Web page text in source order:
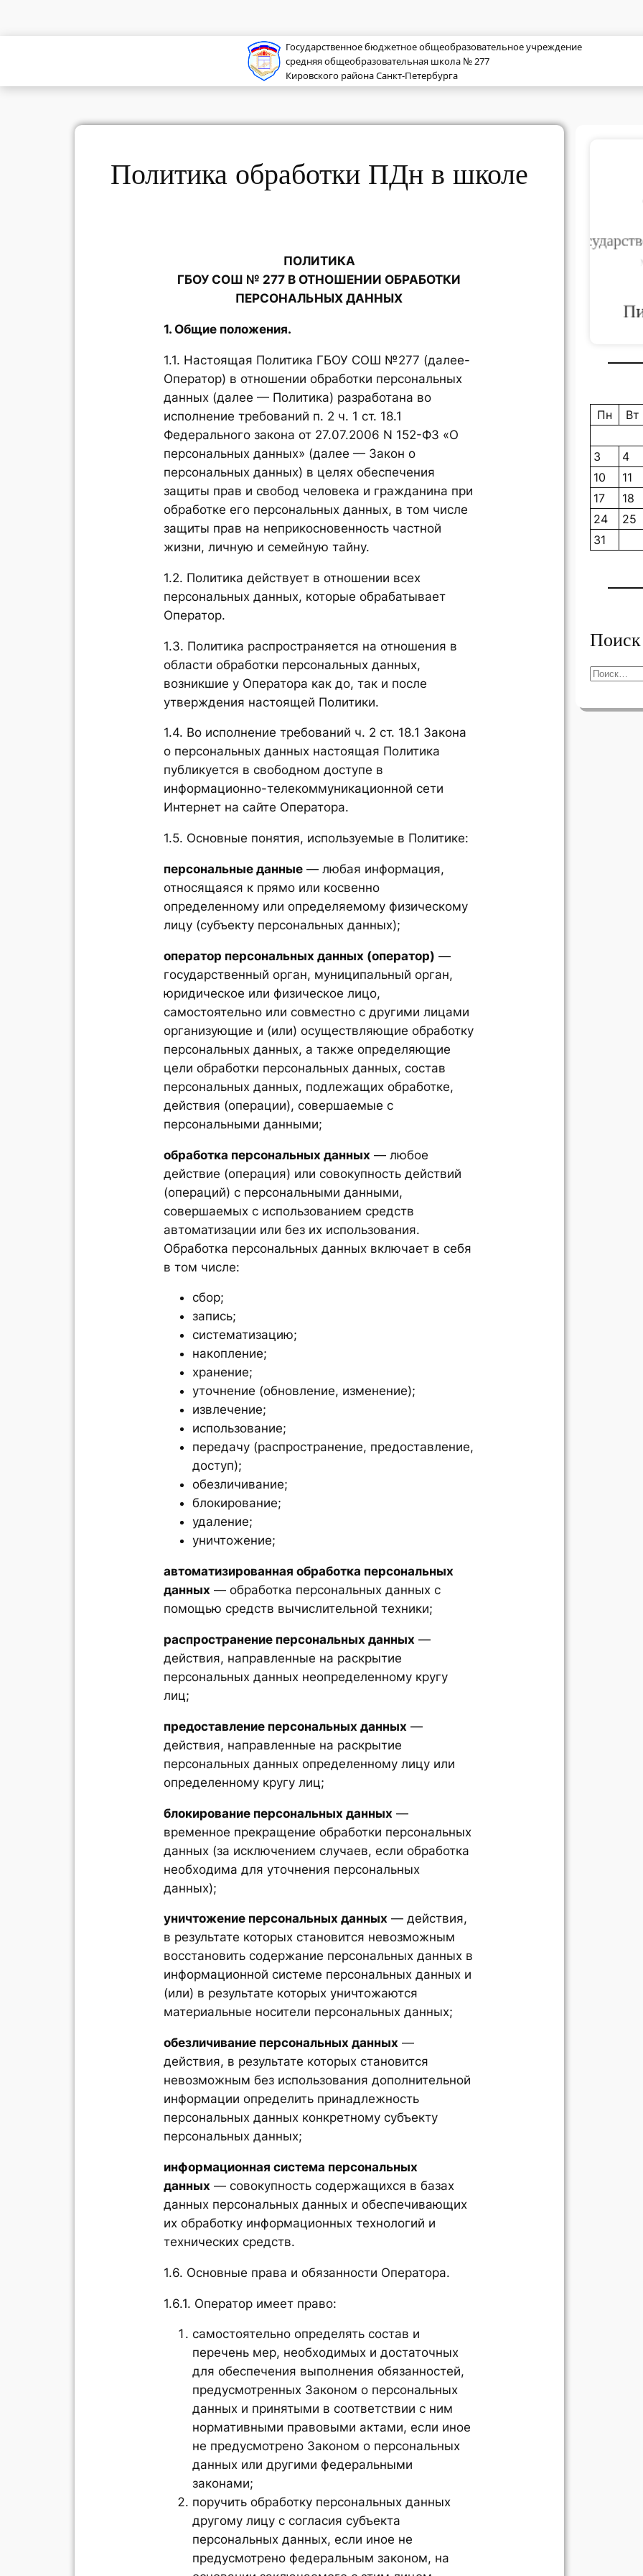
Государственное бюджетное общеобразовательное учреждение
средняя общеобразовательная школа № 277
Кировского района Санкт-Петербурга
Политика обработки ПДн в школе
ПОЛИТИКА
ГБОУ СОШ № 277 В ОТНОШЕНИИ ОБРАБОТКИ
ПЕРСОНАЛЬНЫХ ДАННЫХ
1. Общие положения.
1.1. Настоящая Политика ГБОУ СОШ №277 (далее-
Оператор) в отношении обработки персональных
данных (далее — Политика) разработана во
исполнение требований п. 2 ч. 1 ст. 18.1
Федерального закона от 27.07.2006 N 152-ФЗ «О
персональных данных» (далее — Закон о
персональных данных) в целях обеспечения
защиты прав и свобод человека и гражданина при
обработке его персональных данных, в том числе
защиты прав на неприкосновенность частной
жизни, личную и семейную тайну.
1.2. Политика действует в отношении всех
персональных данных, которые обрабатывает
Оператор.
1.3. Политика распространяется на отношения в
области обработки персональных данных,
возникшие у Оператора как до, так и после
утверждения настоящей Политики.
1.4. Во исполнение требований ч. 2 ст. 18.1 Закона
о персональных данных настоящая Политика
публикуется в свободном доступе в
информационно-телекоммуникационной сети
Интернет на сайте Оператора.
1.5. Основные понятия, используемые в Политике:
персональные данные — любая информация,
относящаяся к прямо или косвенно
определенному или определяемому физическому
лицу (субъекту персональных данных);
оператор персональных данных (оператор) —
государственный орган, муниципальный орган,
юридическое или физическое лицо,
самостоятельно или совместно с другими лицами
организующие и (или) осуществляющие обработку
персональных данных, а также определяющие
цели обработки персональных данных, состав
персональных данных, подлежащих обработке,
действия (операции), совершаемые с
персональными данными;
обработка персональных данных — любое
действие (операция) или совокупность действий
(операций) с персональными данными,
совершаемых с использованием средств
автоматизации или без их использования.
Обработка персональных данных включает в себя
в том числе:
сбор;
запись;
систематизацию;
накопление;
хранение;
уточнение (обновление, изменение);
извлечение;
использование;
передачу (распространение, предоставление,
доступ);
обезличивание;
блокирование;
удаление;
уничтожение;
автоматизированная обработка персональных
данных — обработка персональных данных с
помощью средств вычислительной техники;
распространение персональных данных —
действия, направленные на раскрытие
персональных данных неопределенному кругу
лиц;
предоставление персональных данных —
действия, направленные на раскрытие
персональных данных определенному лицу или
определенному кругу лиц;
блокирование персональных данных —
временное прекращение обработки персональных
данных (за исключением случаев, если обработка
необходима для уточнения персональных
данных);
уничтожение персональных данных — действия,
в результате которых становится невозможным
восстановить содержание персональных данных в
информационной системе персональных данных и
(или) в результате которых уничтожаются
материальные носители персональных данных;
обезличивание персональных данных —
действия, в результате которых становится
невозможным без использования дополнительной
информации определить принадлежность
персональных данных конкретному субъекту
персональных данных;
информационная система персональных
данных — совокупность содержащихся в базах
данных персональных данных и обеспечивающих
их обработку информационных технологий и
технических средств.
1.6. Основные права и обязанности Оператора.
1.6.1. Оператор имеет право:
самостоятельно определять состав и
перечень мер, необходимых и достаточных
для обеспечения выполнения обязанностей,
предусмотренных Законом о персональных
данных и принятыми в соответствии с ним
нормативными правовыми актами, если иное
не предусмотрено Законом о персональных
данных или другими федеральными
законами;
поручить обработку персональных данных
другому лицу с согласия субъекта
персональных данных, если иное не
предусмотрено федеральным законом, на
Пн
Вт
3
4
10
11
17
18
24
25
31
П
и